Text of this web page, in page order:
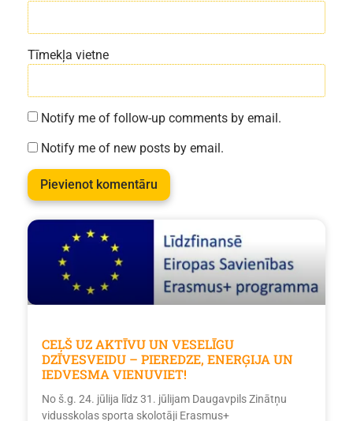
Tīmekļa vietne
Notify me of follow-up comments by email.
Notify me of new posts by email.
CEĻŠ UZ AKTĪVU UN VESELĪGU
DZĪVESVEIDU – PIEREDZE, ENERĢIJA UN
IEDVESMA VIENUVIET!
No š.g. 24. jūlija līdz 31. jūlijam Daugavpils Zinātņu
vidusskolas sporta skolotāji Erasmus+